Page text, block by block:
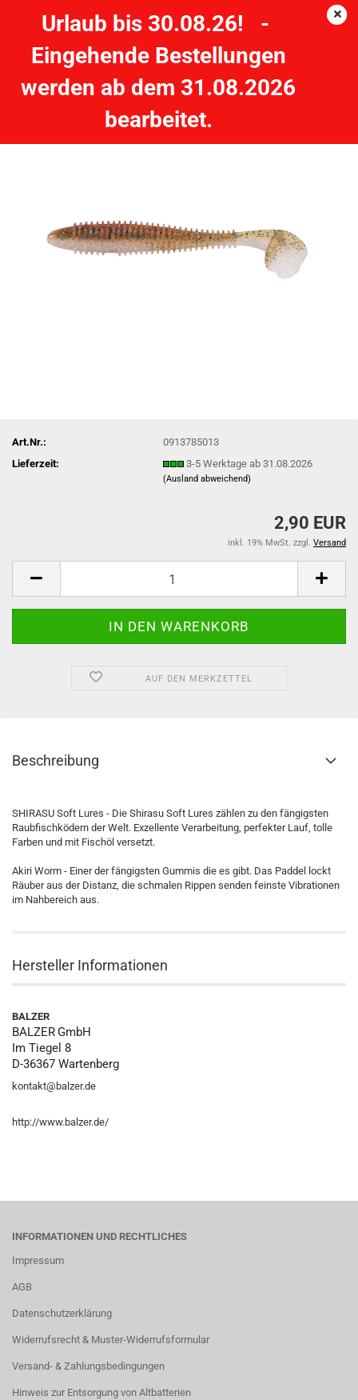
Urlaub bis 30.08.26! -
Eingehende Bestellungen
werden ab dem 31.08.2026
bearbeitet.
SHIRASU Soft Lures - Akiri Worm - Beniko- 7 cm
Art.Nr.:
0913785013
Lieferzeit:
3-5 Werktage ab 31.08.2026
(Ausland abweichend)
2,90 EUR
inkl. 19% MwSt. zzgl. Versand
AUF DEN MERKZETTEL
Beschreibung
SHIRASU Soft Lures - Die Shirasu Soft Lures zählen zu den fängigsten
Raubfischködern der Welt. Exzellente Verarbeitung, perfekter Lauf, tolle
Farben und mit Fischöl versetzt.
Akiri Worm - Einer der fängigsten Gummis die es gibt. Das Paddel lockt
Räuber aus der Distanz, die schmalen Rippen senden feinste Vibrationen
im Nahbereich aus.
Hersteller Informationen
BALZER
BALZERGmbH
Im Tiegel 8
D-36367 Wartenberg
kontakt@balzer.de
http://www.balzer.de/
INFORMATIONEN UND RECHTLICHES
Impressum
AGB
Datenschutzerklärung
Widerrufsrecht & Muster-Widerrufsformular
Versand- & Zahlungsbedingungen
Hinweis zur Entsorgung von Altbatterien